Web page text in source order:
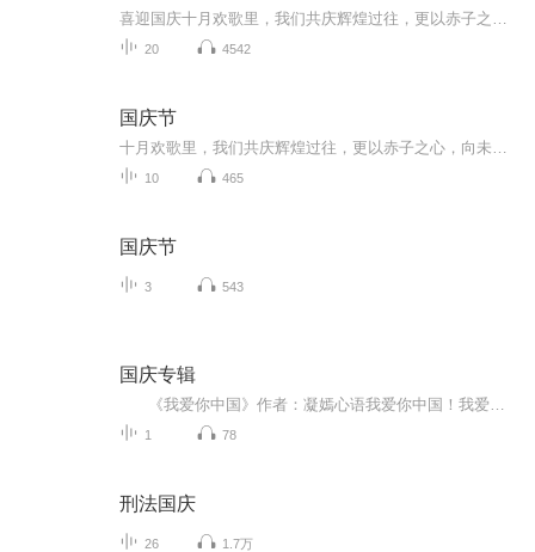
20 4542
国庆节
10 465
国庆节
3 543
国庆专辑
1 78
刑法国庆
26 1.7万